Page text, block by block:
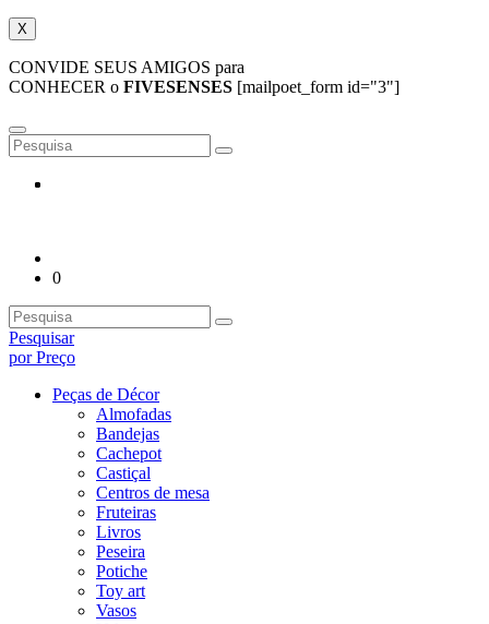
X
CONVIDE SEUS AMIGOS para
CONHECER o FIVESENSES [mailpoet_form id="3"]
0
Pesquisar
por Preço
Peças de Décor
Almofadas
Bandejas
Cachepot
Castiçal
Centros de mesa
Fruteiras
Livros
Peseira
Potiche
Toy art
Vasos